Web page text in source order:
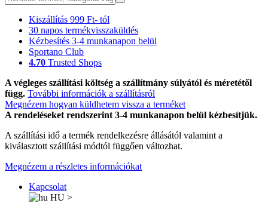
Kiszállítás 999 Ft- tól
30 napos termékvisszaküldés
Kézbesítés 3-4 munkanapon belül
Sportano Club
4.70 Trusted Shops
A végleges szállítási költség a szállítmány súlyától és méretétől
függ. További információk a szállításról
Megnézem hogyan küldhetem vissza a terméket
A rendeléseket rendszerint 3-4 munkanapon belül kézbesítjük.
A szállítási idő a termék rendelkezésre állásától valamint a
kiválasztott szállítási módtól függően változhat.
Megnézem a részletes információkat
Kapcsolat
HU >